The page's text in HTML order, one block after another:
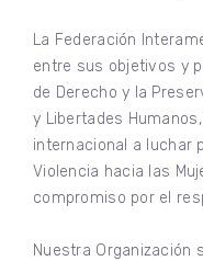
La Federación
entre sus objetivos y
de Derecho y la
y Libertades
internacional a luchar
Violencia hacia las
compromiso por el
Nuestra Organización